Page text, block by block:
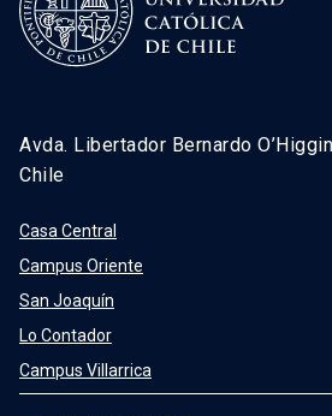
Avda. Libertador Bernardo
Chile
Casa Central
Campus Oriente
San Joaquín
Lo Contador
Campus Villarrica